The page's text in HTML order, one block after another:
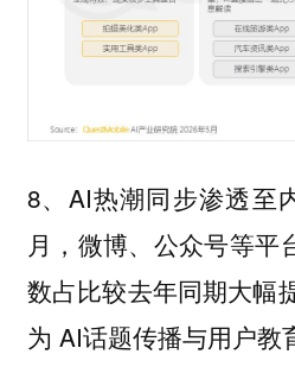
8、AI热潮同步渗透至
月，微博、公众号等平
数占比较去年同期大幅
为 AI话题传播与用户教